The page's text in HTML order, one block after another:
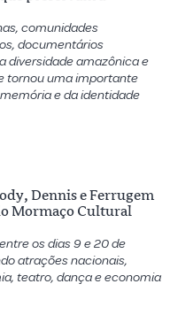
comunidades
documentários
diversidade amazônica e
tornou uma importante
e da identidade
Dennis e Ferrugem
Mormaço Cultural
os dias 9 e 20 de
atrações nacionais,
teatro, dança e economia